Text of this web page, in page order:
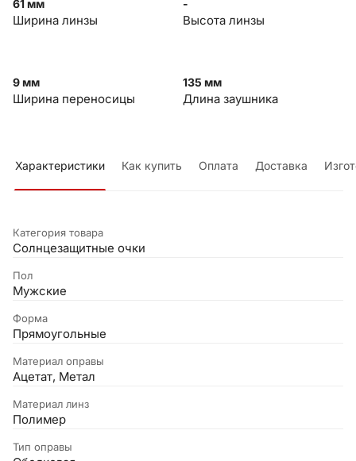
61 мм
Ширина линзы
-
Высота линзы
9 мм
Ширина переносицы
135 мм
Длина заушника
Характеристики Как купить Оплата Доставка
Категория товара
Солнцезащитные очки
Пол
Мужские
Форма
Прямоугольные
Материал оправы
Ацетат, Метал
Материал линз
Полимер
Тип оправы